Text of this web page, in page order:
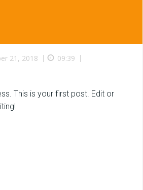
21, 2018 | 09:39 |
This is your first post. Edit or